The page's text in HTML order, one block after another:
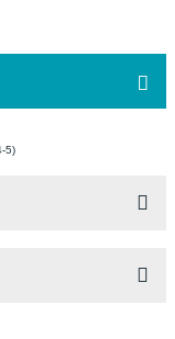
5)